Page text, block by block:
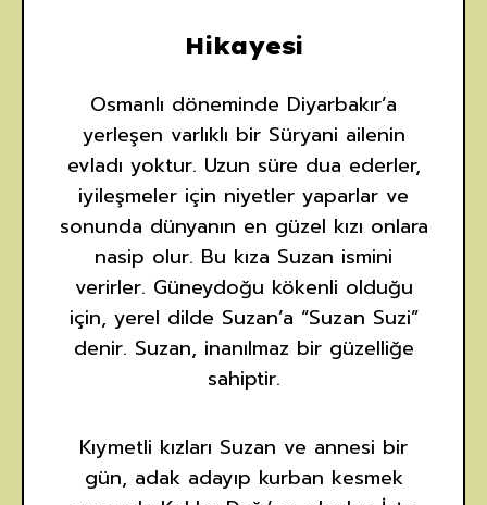
Hikayesi
Osmanlı döneminde Diyarbakır’a
yerleşen varlıklı bir Süryani ailenin
evladı yoktur. Uzun süre dua ederler,
iyileşmeler için niyetler yaparlar ve
sonunda dünyanın en güzel kızı onlara
nasip olur. Bu kıza Suzan ismini
verirler. Güneydoğu kökenli olduğu
için, yerel dilde Suzan’a “Suzan Suzi”
denir. Suzan, inanılmaz bir güzelliğe
sahiptir.
Kıymetli kızları Suzan ve annesi bir
gün, adak adayıp kurban kesmek